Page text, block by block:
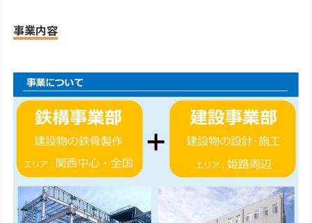
事業内容